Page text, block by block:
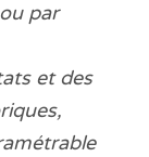
par
et des